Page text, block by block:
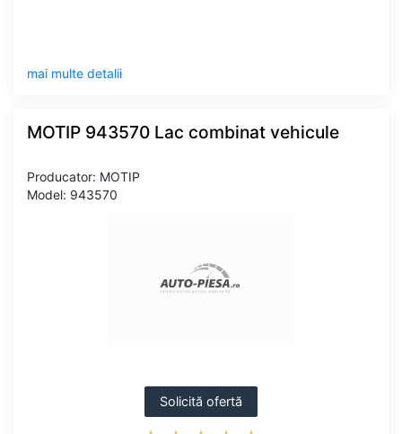
mai multe detalii
MOTIP 943570 Lac combinat vehicule
Producator: MOTIP
Model: 943570
Solicită ofertă